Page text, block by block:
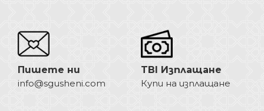
Пишете ни
info@sgusheni.com
TBI Изплащане
Купи на изплащане